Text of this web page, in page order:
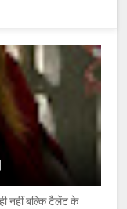
नहीं बल्कि टैलेंट के